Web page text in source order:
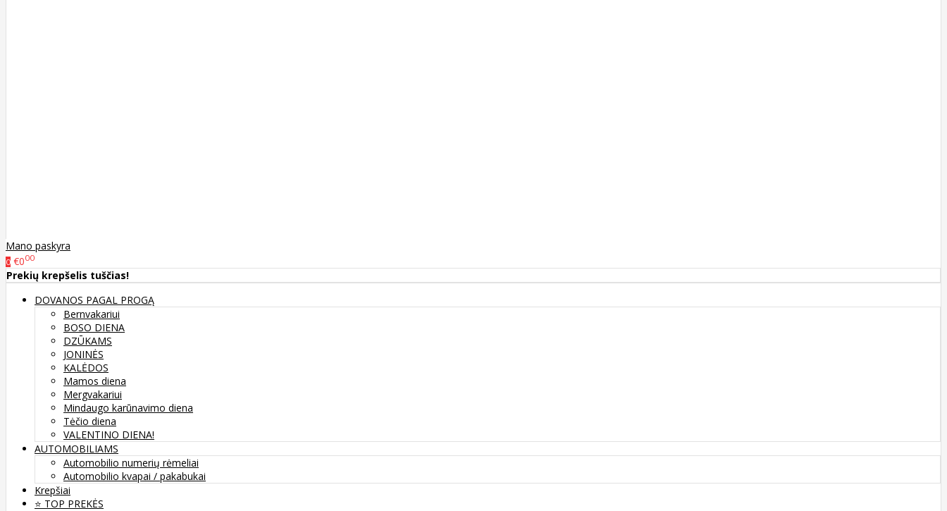
Mano paskyra
0 €000
Prekių krepšelis tuščias!
DOVANOS PAGAL PROGĄ
Bernvakariui
BOSO DIENA
DZŪKAMS
JONINĖS
KALĖDOS
Mamos diena
Mergvakariui
Mindaugo karūnavimo diena
Tėčio diena
VALENTINO DIENA!
AUTOMOBILIAMS
Automobilio numerių rėmeliai
Automobilio kvapai / pakabukai
Krepšiai
⭐️ TOP PREKĖS